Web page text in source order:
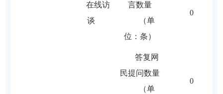
在线访
谈
言数量
（单
位：条）
0
答复网
民提问数量
（单
0